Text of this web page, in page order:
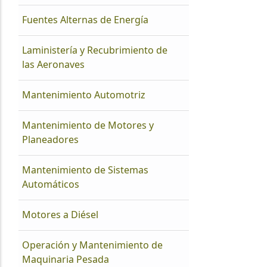
Fuentes Alternas de Energía
Laministería y Recubrimiento de
las Aeronaves
Mantenimiento Automotriz
Mantenimiento de Motores y
Planeadores
Mantenimiento de Sistemas
Automáticos
Motores a Diésel
Operación y Mantenimiento de
Maquinaria Pesada